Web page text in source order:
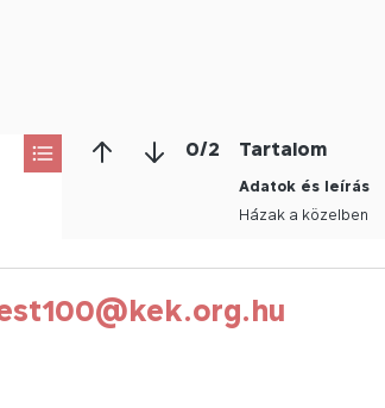
0/2 Tartalom
Adatok és leírás
Házak a közelben